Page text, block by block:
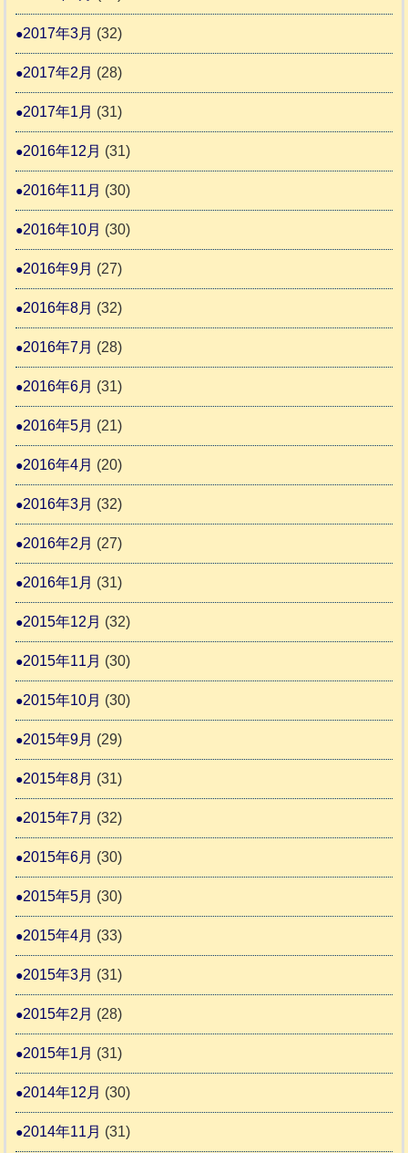
2017年3月 (32)
2017年2月 (28)
2017年1月 (31)
2016年12月 (31)
2016年11月 (30)
2016年10月 (30)
2016年9月 (27)
2016年8月 (32)
2016年7月 (28)
2016年6月 (31)
2016年5月 (21)
2016年4月 (20)
2016年3月 (32)
2016年2月 (27)
2016年1月 (31)
2015年12月 (32)
2015年11月 (30)
2015年10月 (30)
2015年9月 (29)
2015年8月 (31)
2015年7月 (32)
2015年6月 (30)
2015年5月 (30)
2015年4月 (33)
2015年3月 (31)
2015年2月 (28)
2015年1月 (31)
2014年12月 (30)
2014年11月 (31)